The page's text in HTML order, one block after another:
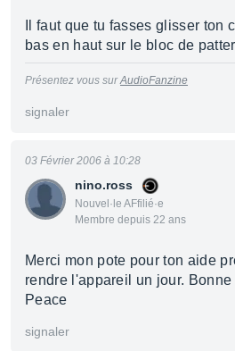
Il faut que tu fasses glisser ton
bas en haut sur le bloc de
Présentez vous surAudioFanzine
signaler
nino.ross
Nouvel·le AFfilié·e
Membre depuis 22 ans
03 Février 2006 à 10:28
Merci mon pote pour ton aide
rendre l'appareil un jour. Bonne
Peace
signaler